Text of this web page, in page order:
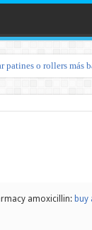
patines o rollers
amoxicillin: buy